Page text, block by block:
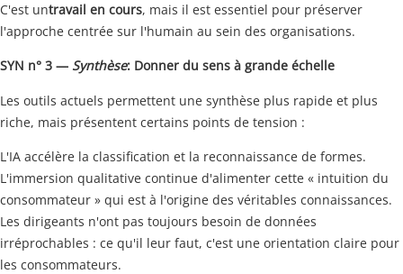
C'est untravail en cours, mais il est essentiel pour préserver
l'approche centrée sur l'humain au sein des organisations.
SYN n° 3 — Synthèse: Donner du sens à grande échelle
Les outils actuels permettent une synthèse plus rapide et plus
riche, mais présentent certains points de tension :
L'IA accélère la classification et la reconnaissance de formes.
L'immersion qualitative continue d'alimenter cette « intuition du
consommateur » qui est à l'origine des véritables connaissances.
Les dirigeants n'ont pas toujours besoin de données
irréprochables : ce qu'il leur faut, c'est une orientation claire pour
les consommateurs.